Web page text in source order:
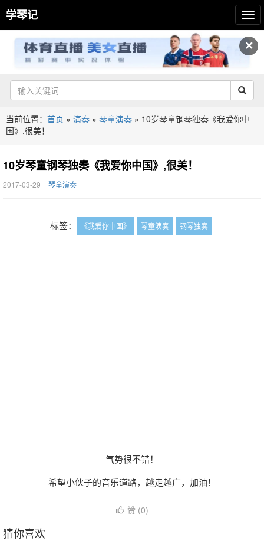
✕
学琴记
当前位置： 首页 » 演奏 » 琴童演奏 » 10岁琴童钢琴独奏《我爱你中
国》,很美！
10岁琴童钢琴独奏《我爱你中国》,很美！
2017-03-29 琴童演奏
标签： 《我爱你中国》 琴童演奏 钢琴独奏
气势很不错！
希望小伙子的音乐道路，越走越广，加油！
赞 (0)
猜你喜欢